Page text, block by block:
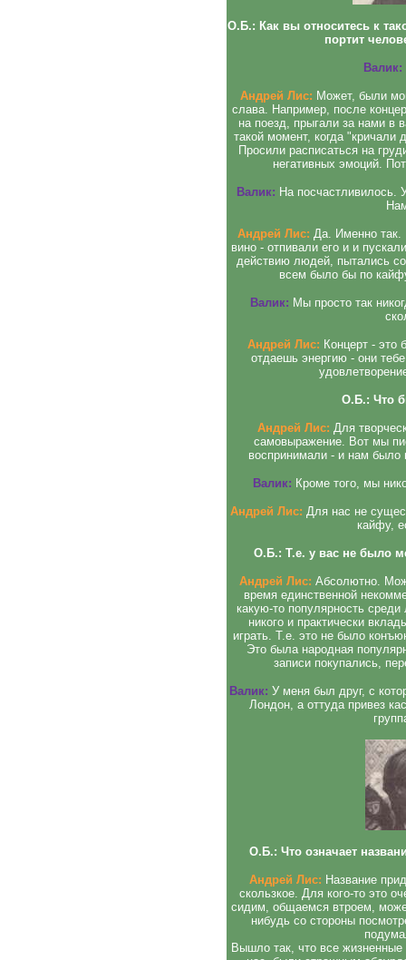
О.Б.: Как вы относитесь к
портит
Валик:
Андрей Лис: Может, были
слава. Например, после
на поезд, прыгали за нами в
такой момент, когда "кричали
Просили расписаться на
негативных эмоций.
Валик: На посчастливилось.
Андрей Лис: Да. Именно
вино - отпивали его и и
действию людей, пытались
всем было бы по
Валик: Мы просто так
Андрей Лис: Концерт - это
отдаешь энергию - они
О.Б.: Что
Андрей Лис: Для
самовыражение. Вот мы
воспринимали - и нам
Валик: Кроме того, мы
Андрей Лис: Для нас не
кайфу,
О.Б.: Т.е. у вас не было
Андрей Лис: Абсолютно.
время единственной
какую-то популярность
никого и практически
играть. Т.е. это не было
Это была народная
записи покупались,
Валик: У меня был друг, с
Лондон, а оттуда привез
О.Б.: Что означает
Андрей Лис: Название
скользкое. Для кого-то это
сидим, общаемся втроем,
нибудь со стороны
Вышло так, что все жизненные